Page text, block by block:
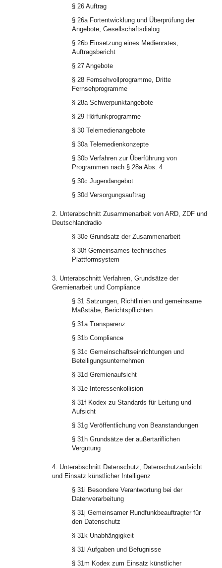
§ 26 Auftrag
§ 26a Fortentwicklung und Überprüfung der
Angebote, Gesellschaftsdialog
§ 26b Einsetzung eines Medienrates,
Auftragsbericht
§ 27 Angebote
§ 28 Fernsehvollprogramme, Dritte
Fernsehprogramme
§ 28a Schwerpunktangebote
§ 29 Hörfunkprogramme
§ 30 Telemedienangebote
§ 30a Telemedienkonzepte
§ 30b Verfahren zur Überführung von
Programmen nach § 28a Abs. 4
§ 30c Jugendangebot
§ 30d Versorgungsauftrag
2. Unterabschnitt Zusammenarbeit von ARD, ZDF und
Deutschlandradio
§ 30e Grundsatz der Zusammenarbeit
§ 30f Gemeinsames technisches
Plattformsystem
3. Unterabschnitt Verfahren, Grundsätze der
Gremienarbeit und Compliance
§ 31 Satzungen, Richtlinien und gemeinsame
Maßstäbe, Berichtspflichten
§ 31a Transparenz
§ 31b Compliance
§ 31c Gemeinschaftseinrichtungen und
Beteiligungsunternehmen
§ 31d Gremienaufsicht
§ 31e Interessenkollision
§ 31f Kodex zu Standards für Leitung und
Aufsicht
§ 31g Veröffentlichung von Beanstandungen
§ 31h Grundsätze der außertariflichen
Vergütung
4. Unterabschnitt Datenschutz, Datenschutzaufsicht
und Einsatz künstlicher Intelligenz
§ 31i Besondere Verantwortung bei der
Datenverarbeitung
§ 31j Gemeinsamer Rundfunkbeauftragter für
den Datenschutz
§ 31k Unabhängigkeit
§ 31l Aufgaben und Befugnisse
§ 31m Kodex zum Einsatz künstlicher